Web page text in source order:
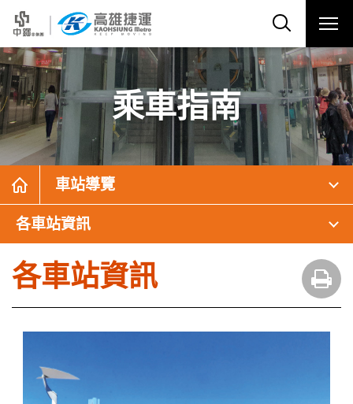
乘車指南
車站導覽
各車站資訊
各車站資訊